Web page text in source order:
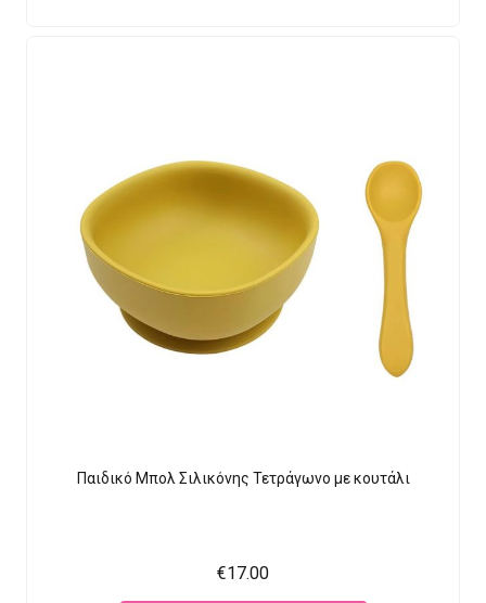
Παιδικό Μπολ Σιλικόνης Τετράγωνο με κουτάλι
€17.00